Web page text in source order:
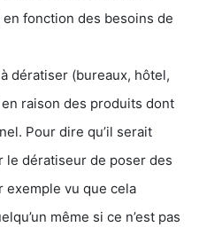
fonction des besoins de
dératiser (bureaux, hôtel,
raison des produits dont
Pour dire qu’il serait
le dératiseur de poser des
exemple vu que cela
même si ce n’est pas